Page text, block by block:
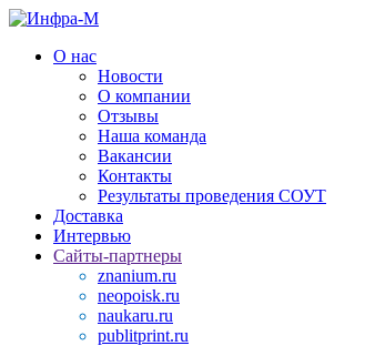
О нас
Новости
О компании
Отзывы
Наша команда
Вакансии
Контакты
Результаты проведения СОУТ
Доставка
Интервью
Сайты-партнеры
znanium.ru
neopoisk.ru
naukaru.ru
publitprint.ru